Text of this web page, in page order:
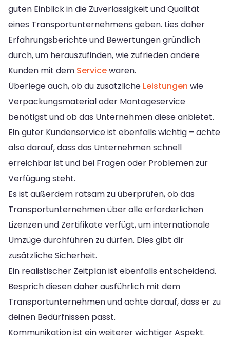
guten Einblick in die Zuverlässigkeit und Qualität
eines Transportunternehmens geben. Lies daher
Erfahrungsberichte und Bewertungen gründlich
durch, um herauszufinden, wie zufrieden andere
Kunden mit dem Servicewaren.
Überlege auch, ob du zusätzliche Leistungen wie
Verpackungsmaterial oder Montageservice
benötigst und ob das Unternehmen diese anbietet.
Ein guter Kundenservice ist ebenfalls wichtig – achte
also darauf, dass das Unternehmen schnell
erreichbar ist und bei Fragen oder Problemen zur
Verfügung steht.
Es ist außerdem ratsam zu überprüfen, ob das
Transportunternehmen über alle erforderlichen
Lizenzen und Zertifikate verfügt, um internationale
Umzüge durchführen zu dürfen. Dies gibt dir
zusätzliche Sicherheit.
Ein realistischer Zeitplan ist ebenfalls entscheidend.
Besprich diesen daher ausführlich mit dem
Transportunternehmen und achte darauf, dass er zu
deinen Bedürfnissen passt.
Kommunikation ist ein weiterer wichtiger Aspekt.